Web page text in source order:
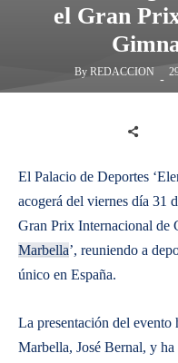
el Gran
By REDACCION -
El Palacio de Deportes
acogerá del viernes día 31
Gran Prix Internacional de
Marbella’, reuniendo a
único en España.
​La presentación del evento
Marbella, José Bernal, y